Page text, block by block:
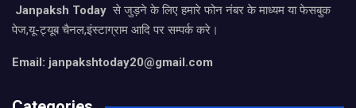
Janpaksh Today से जुड़ने के लिए हमारे फोन नंबर के माध्यम या फेसबुक
पेज,यू-ट्यूब चैनल,इंस्टाग्राम आदि पर सम्पर्क करे।
Email: janpakshtoday20@gmail.com